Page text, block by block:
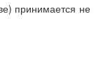
принимается не